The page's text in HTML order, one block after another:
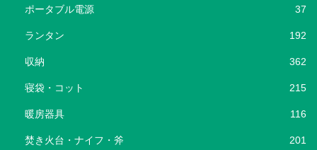
ポータブル電源 37
ランタン 192
収納 362
寝袋・コット 215
暖房器具 116
焚き火台・ナイフ・斧 201